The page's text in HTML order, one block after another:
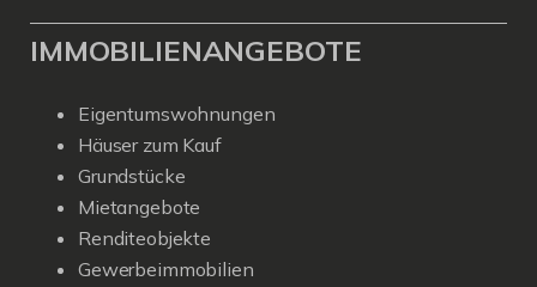
IMMOBILIENANGEBOTE
Eigentumswohnungen
Häuser zum Kauf
Grundstücke
Mietangebote
Renditeobjekte
Gewerbeimmobilien